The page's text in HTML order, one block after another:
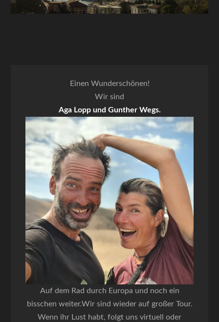
Einen Wunderschönen!
Wir sind
Aga Lopp und Gunther Wegs.
Auf dem Rad durch Europa und noch ein
bisschen weiter.Wir sind wieder auf großer Tour.
Wenn ihr Lust habt, folgt uns virtuell oder